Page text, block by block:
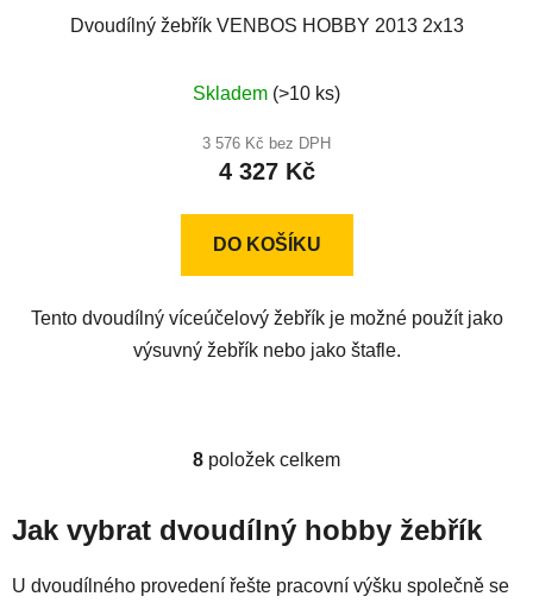
Dvoudílný žebřík VENBOS HOBBY 2013 2x13
hodnocení
produktu
je
z
Skladem (>10 ks)
3 576 Kč bez DPH
4 327 Kč
DO KOŠÍKU
Tento dvoudílný víceúčelový žebřík je možné použít jako
výsuvný žebřík nebo jako štafle.
O
l
d
a
8 položek celkem
Jak vybrat dvoudílný hobby žebřík
U dvoudílného provedení řešte pracovní výšku společně se